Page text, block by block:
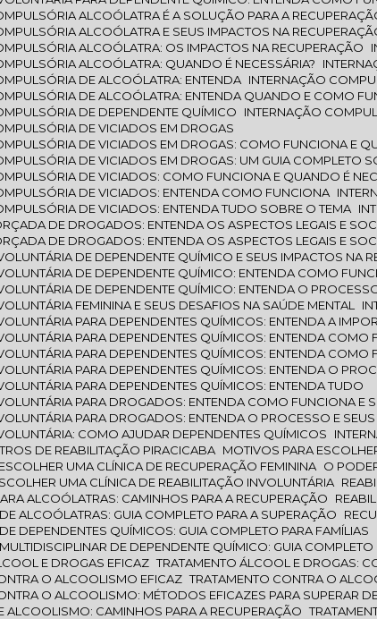
ALCOÓLATRA É A SOLUÇÃO PARA A
ALCOÓLATRA E SEUS IMPACTOS NA
ALCOÓLATRA: OS IMPACTOS NA RECUPERAÇÃO
ALCOÓLATRA: QUANDO É NECESSÁRIA?
DE ALCOÓLATRA: ENTENDA
INTERNAÇÃO
DE ALCOÓLATRA: ENTENDA QUANDO E COMO
DE DEPENDENTE QUÍMICO
INTERNAÇÃO
DE VICIADOS EM DROGAS
DE VICIADOS EM DROGAS: COMO FUNCIONA E
DE VICIADOS EM DROGAS: UM GUIA COMPLETO
DE VICIADOS: COMO FUNCIONA E QUANDO É
DE VICIADOS: ENTENDA COMO FUNCIONA
DE VICIADOS: ENTENDA TUDO SOBRE O TEMA
DE DROGADOS: ENTENDA OS ASPECTOS LEGAIS E
DE DROGADOS: ENTENDA OS ASPECTOS LEGAIS E
DE DEPENDENTE QUÍMICO E SEUS IMPACTOS NA
DE DEPENDENTE QUÍMICO: ENTENDA COMO
DE DEPENDENTE QUÍMICO: ENTENDA O
FEMININA E SEUS DESAFIOS NA SAÚDE MENTAL
PARA DEPENDENTES QUÍMICOS: ENTENDA A
PARA DEPENDENTES QUÍMICOS: ENTENDA COMO
PARA DEPENDENTES QUÍMICOS: ENTENDA COMO
PARA DEPENDENTES QUÍMICOS: ENTENDA O
PARA DEPENDENTES QUÍMICOS: ENTENDA TUDO
PARA DROGADOS: ENTENDA COMO FUNCIONA E
PARA DROGADOS: ENTENDA O PROCESSO E
COMO AJUDAR DEPENDENTES QUÍMICOS
DE REABILITAÇÃO PIRACICABA
MOTIVOS PARA
ESCOLHER UMA CLÍNICA DE RECUPERAÇÃO FEMININA
O
UMA CLÍNICA DE REABILITAÇÃO INVOLUNTÁRIA
ALCOÓLATRAS: CAMINHOS PARA A RECUPERAÇÃO
DE ALCOÓLATRAS: GUIA COMPLETO PARA A SUPERAÇÃO
DE DEPENDENTES QUÍMICOS: GUIA COMPLETO PARA FAMÍLIAS
MULTIDISCIPLINAR DE DEPENDENTE QUÍMICO: GUIA COMPLETO
E DROGAS EFICAZ
TRATAMENTO ÁLCOOL E DROGAS:
O ALCOOLISMO EFICAZ
TRATAMENTO CONTRA O
O ALCOOLISMO: MÉTODOS EFICAZES PARA SUPERAR
ALCOOLISMO: CAMINHOS PARA A RECUPERAÇÃO